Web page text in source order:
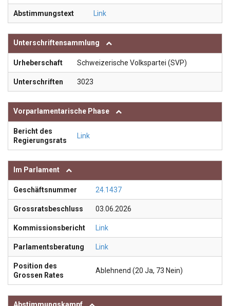
Abstimmungstext Link
Unterschriftensammlung
Urheberschaft Schweizerische Volkspartei (SVP)
Unterschriften 3023
Vorparlamentarische Phase
Bericht des
Regierungsrats
Link
Im Parlament
Geschäftsnummer 24.1437
Grossratsbeschluss 03.06.2026
Kommissionsbericht Link
Parlamentsberatung Link
Position des
Grossen Rates
Ablehnend (20 Ja, 73 Nein)